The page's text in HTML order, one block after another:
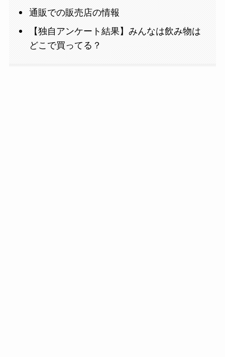
通販での販売店の情報
【独自アンケート結果】みんなは飲み物は
どこで買ってる？